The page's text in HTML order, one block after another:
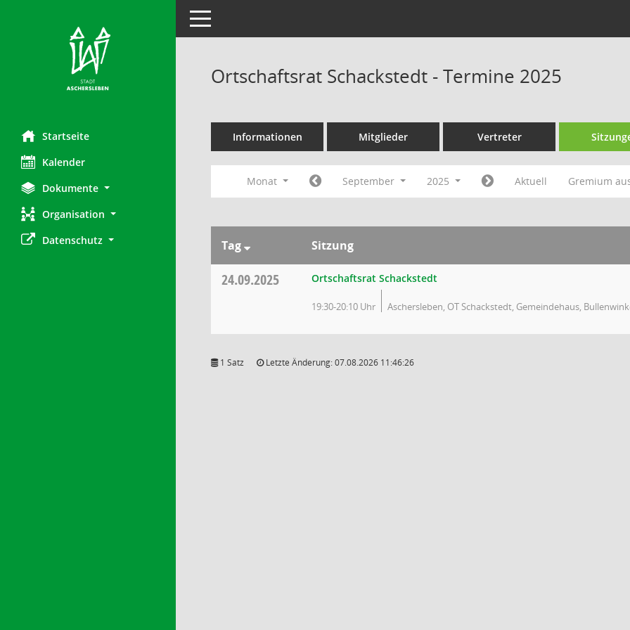
Startseite
Kalender
Dokumente
Organisation
Datenschutz
Toggle navigation
Ortschaftsrat Schackstedt - Termine 2025
Informationen Mitglieder Vertreter
Monat September 2025 Aktuell Gremium
Tag Sitzung
24.09.2025 Ortschaftsrat Schackstedt
19:30-20:10 Uhr Aschersleben, OT Schackstedt, Gemeindehaus,
1 Satz Letzte Änderung: 07.08.2026 11:46:26